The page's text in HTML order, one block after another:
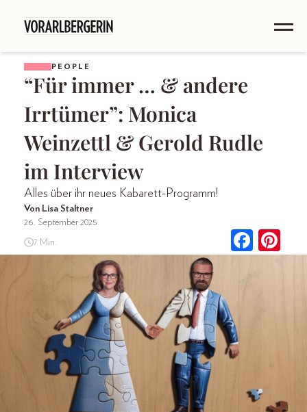
PEOPLE
“Für immer … & andere
Irrtümer”: Monica
Weinzettl & Gerold Rudle
im Interview
Alles über ihr neues Kabarett-Programm!
Von Lisa Staltner
26. September 2025
7 Min.